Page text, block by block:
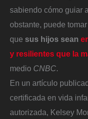
sabiendo cómo guiar
obstante, puede
que sus hijos sean
y resilientes que la
medio CNBC.
En un artículo
certificada en vida
autorizada, Kelsey